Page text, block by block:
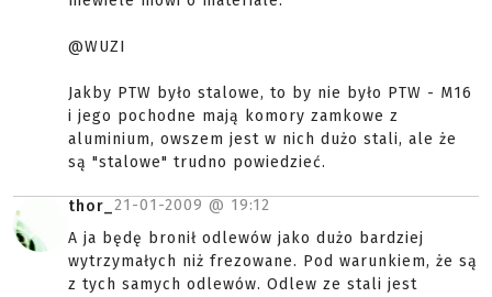
@WUZI
Jakby PTW było stalowe, to by nie było PTW - M16
i jego pochodne mają komory zamkowe z
aluminium, owszem jest w nich dużo stali, ale że
są "stalowe" trudno powiedzieć.
thor_ 21-01-2009 @ 19:12
A ja będę bronił odlewów jako dużo bardziej
wytrzymałych niż frezowane. Pod warunkiem, że są
z tych samych odlewów. Odlew ze stali jest